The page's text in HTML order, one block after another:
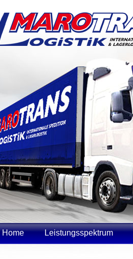
Home Leistungsspektrum